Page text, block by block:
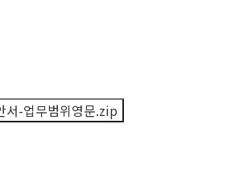
서-업무범위영문.zip